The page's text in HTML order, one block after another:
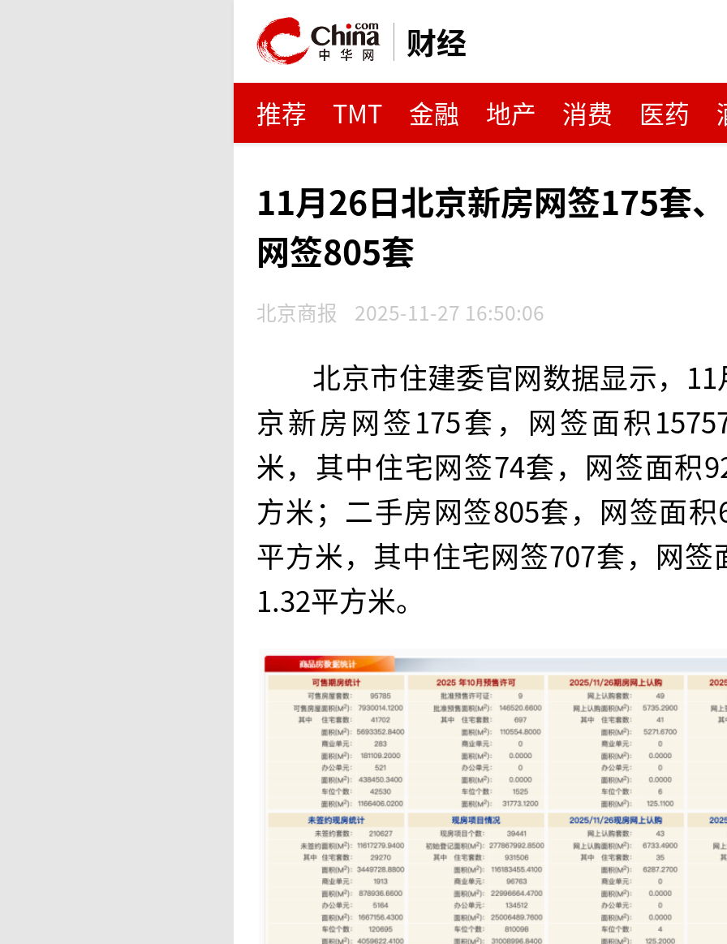
财经
推荐 TMT 金融 地产 消费 医药
11月26日北京新房网签175套
网签805套
北京商报 2025-11-27 16:50:06
北京市住建委官网数据显示，
京新房网签175套，网签面积
米，其中住宅网签74套，网签面积
方米；二手房网签805套，网签面积
平方米，其中住宅网签707套，网签
1.32平方米。